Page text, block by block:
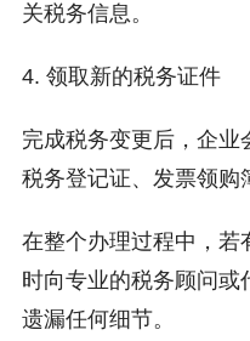
关税务信息。
4. 领取新的税务证件
完成税务变更后，企业
税务登记证、发票领购
在整个办理过程中，若
时向专业的税务顾问或
遗漏任何细节。